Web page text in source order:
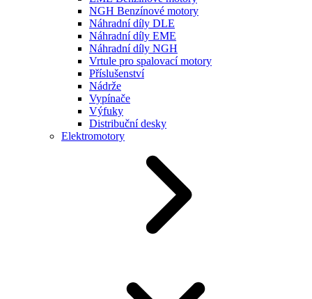
NGH Benzínové motory
Náhradní díly DLE
Náhradní díly EME
Náhradní díly NGH
Vrtule pro spalovací motory
Příslušenství
Nádrže
Vypínače
Výfuky
Distribuční desky
Elektromotory